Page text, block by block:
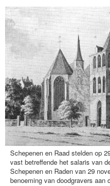
Schepenen en Raad stelden op
vast betreffende het salaris van
Schepenen en Raden van 29
benoeming van doodgravers aan